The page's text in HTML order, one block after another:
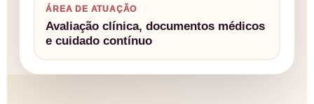
ÁREA DE ATUAÇÃO
Avaliação clínica, documentos médicos
e cuidado contínuo